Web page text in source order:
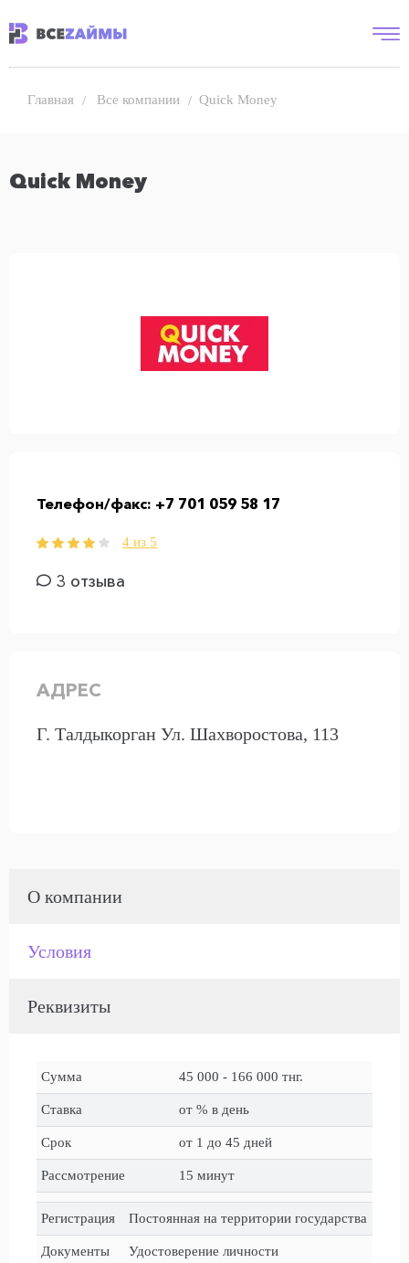
Главная Все компании Quick Money
Quick Money
Телефон/факс: +7 701 059 58 17
4 из 5
3 отзыва
АДРЕС
Г. Талдыкорган Ул. Шахворостова, 113
О компании
Условия
Реквизиты
Сумма 45 000 - 166 000 тнг.
Ставка от % в день
Срок от 1 до 45 дней
Рассмотрение 15 минут
Регистрация Постоянная на территории государства
Документы Удостоверение личности